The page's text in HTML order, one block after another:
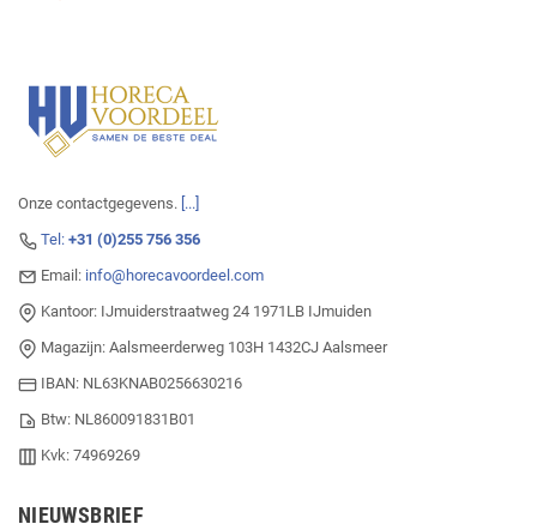
Onze contactgegevens. [...]
Tel: +31 (0)255 756 356
Email: info@horecavoordeel.com
Kantoor: IJmuiderstraatweg 24 1971LB IJmuiden
Magazijn: Aalsmeerderweg 103H 1432CJ Aalsmeer
IBAN: NL63KNAB0256630216
Btw: NL860091831B01
Kvk: 74969269
NIEUWSBRIEF